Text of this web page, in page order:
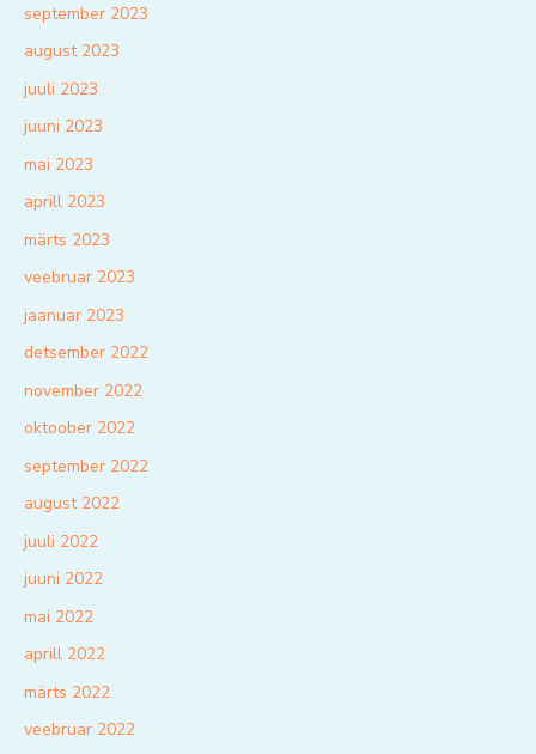
september 2023
august 2023
juuli 2023
juuni 2023
mai 2023
aprill 2023
märts 2023
veebruar 2023
jaanuar 2023
detsember 2022
november 2022
oktoober 2022
september 2022
august 2022
juuli 2022
juuni 2022
mai 2022
aprill 2022
märts 2022
veebruar 2022